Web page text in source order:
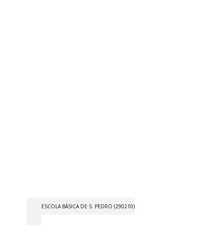
ESCOLA BÁSICA DE S. PEDRO (290210)